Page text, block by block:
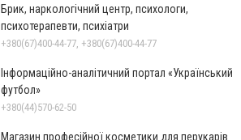
Брик, наркологічний центр, психологи,
психотерапевти, психіатри
+380(67)400-44-77, +380(67)400-44-77
Інформаційно-аналітичний портал «Український
футбол»
+380(44)570-62-50
Магазин професійної косметики для перукарів